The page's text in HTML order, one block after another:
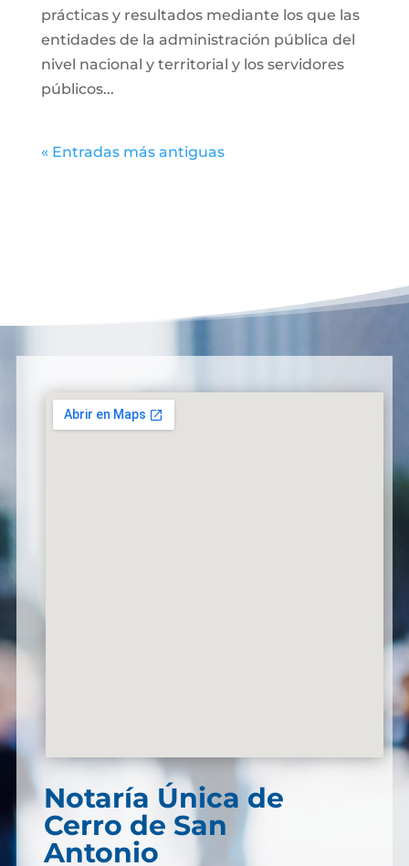
prácticas y resultados mediante los que las
entidades de la administración pública del
nivel nacional y territorial y los servidores
públicos...
« Entradas más antiguas
Notaría Única de
Cerro de San
Antonio